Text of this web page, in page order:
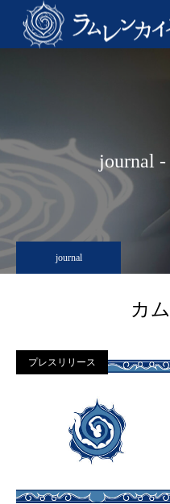
journal
journal
カ
プレスリリース